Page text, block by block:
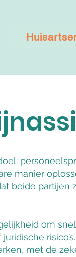
manier
beide partijen
om
met de